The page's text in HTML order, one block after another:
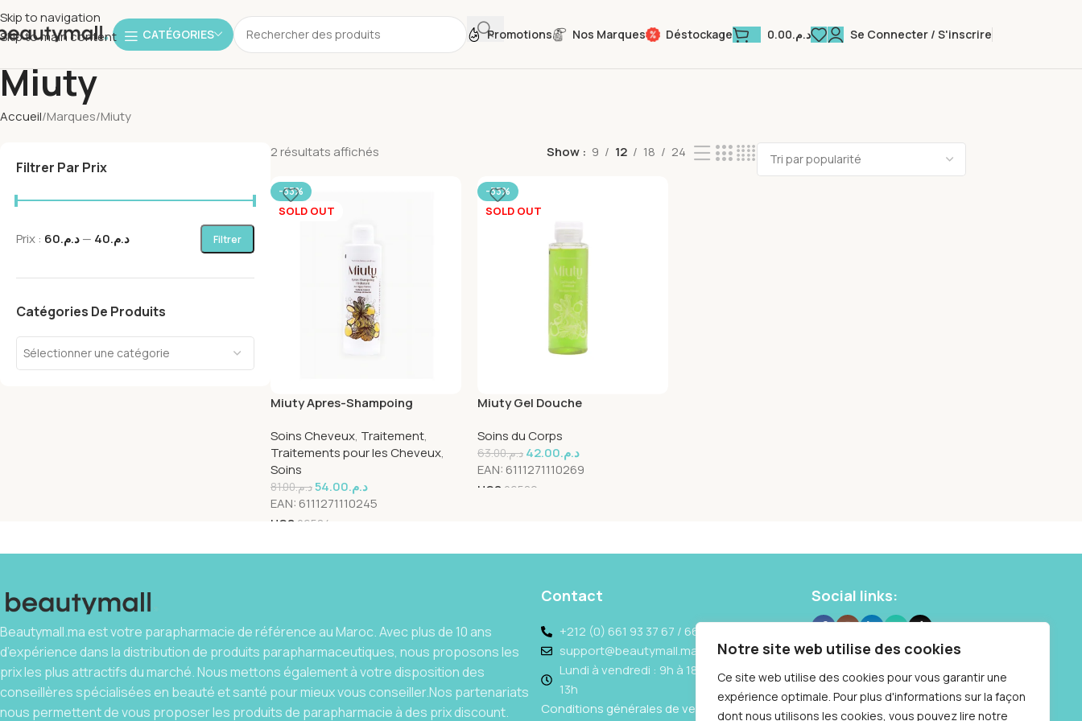
Notre site web utilise des cookies
Ce site web utilise des cookies pour vous garantir une
expérience optimale. Pour plus d'informations sur la façon
dont nous utilisons les cookies, vous pouvez lire notre
Skip to navigation
Skip to main content
CATÉGORIES Promotions Nos Marques Déstockage د.م.0.00 Se Connecter / S'inscrire
Miuty
Accueil Marques Miuty
Filtrer Par Prix
Filtrer
Prix : د.م.40 —د.م.60
Catégories De Produits
Sélectionner une catégorie
2 résultats affichés Show 9 12 18 24
-33%
SOLD OUT
Miuty Apres-Shampoing
Soins Cheveux, Traitement,
Traitements pour les Cheveux,
Soins
د.م.81.00 د.م.54.00
EAN: 6111271110245
UGS 26584
-33%
SOLD OUT
Miuty Gel Douche
Soins du Corps
د.م.63.00 د.م.42.00
EAN: 6111271110269
UGS 26589
Beautymall.ma est votre parapharmacie de référence au Maroc. Avec plus de 10 ans
d’expérience dans la distribution de produits parapharmaceutiques, nous proposons les
prix les plus attractifs du marché. Nous mettons également à votre disposition des
conseillères spécialisées en beauté et santé pour mieux vous conseiller.Nos partenariats
nous permettent de vous proposer les produits de parapharmacie à des prix discount.
Contact
+212 (0) 661 93 37 67 / 662 69 10 87
support@beautymall.ma
Lundi à vendredi : 9h à 18h - Samedi : 9h à
13h
Conditions générales de vente
Social links: